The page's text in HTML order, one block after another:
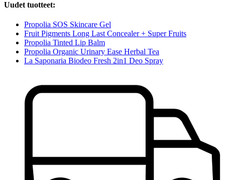
Uudet tuotteet:
Propolia SOS Skincare Gel
Fruit Pigments Long Last Concealer + Super Fruits
Propolia Tinted Lip Balm
Propolia Organic Urinary Ease Herbal Tea
La Saponaria Biodeo Fresh 2in1 Deo Spray